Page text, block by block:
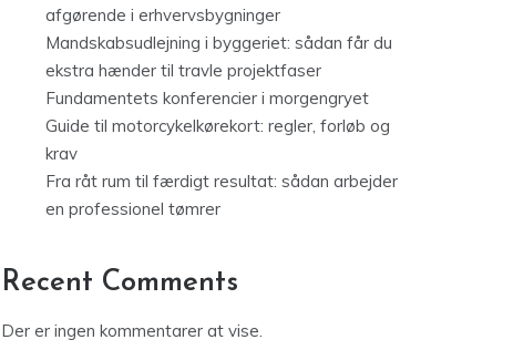
afgørende i erhvervsbygninger
Mandskabsudlejning i byggeriet: sådan får du
ekstra hænder til travle projektfaser
Fundamentets konferencier i morgengryet
Guide til motorcykelkørekort: regler, forløb og
krav
Fra råt rum til færdigt resultat: sådan arbejder
en professionel tømrer
Recent Comments
Der er ingen kommentarer at vise.